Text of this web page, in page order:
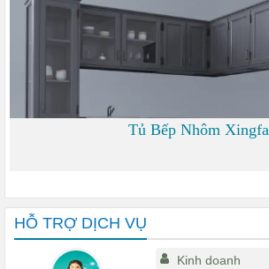
Tủ Bếp Nhôm Xingfa
0
HỖ TRỢ DỊCH VỤ
Kinh doanh